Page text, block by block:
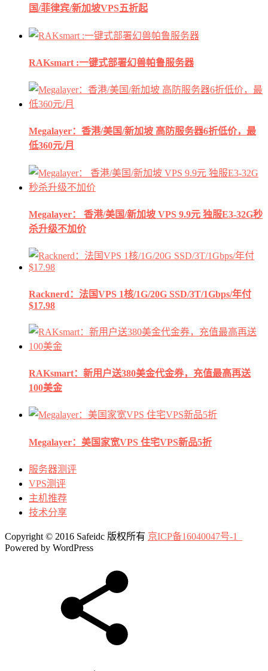
国/菲律宾/新加坡VPS五折起
RAKsmart :一键式部署幻兽帕鲁服务器
Megalayer：香港/美国/新加坡 高防服务器6折低价，最
低360元/月
Megalayer： 香港/美国/新加坡 VPS 9.9元 独服E3-32G秒
杀升级不加价
Racknerd：法国VPS 1核/1G/20G SSD/3T/1Gbps/年付
$17.98
RAKsmart：新用户送380美金代金券，充值最高再送
100美金
Megalayer：美国家宽VPS 住宅VPS新品5折
服务器测评
VPS测评
主机推荐
技术分享
Copyright © 2016 Safeidc 版权所有 京ICP备16040047号-1
Powered by WordPress